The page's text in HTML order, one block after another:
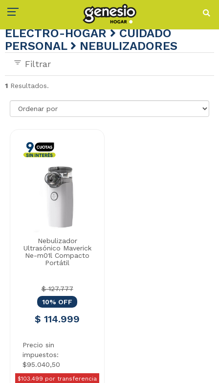
ELECTRO-HOGAR CUIDADO
PERSONAL
NEBULIZADORES
Filtrar
1 Resultados.
Nebulizador
Ultrasónico Maverick
Ne-m01l Compacto
Portátil
$ 127.777
10% OFF
$ 114.999
Precio sin
impuestos:
$95.040,50
$103.499 por transferencia